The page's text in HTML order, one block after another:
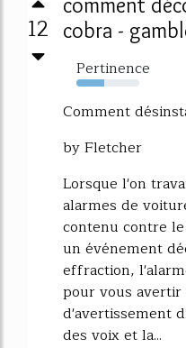
12
cobra -
Pertinence
44%
Comment
by Fletcher
Lorsque l'on
alarmes de
contenu contre
un événement
effraction,
pour vous
d'avertissement
des voix et la...